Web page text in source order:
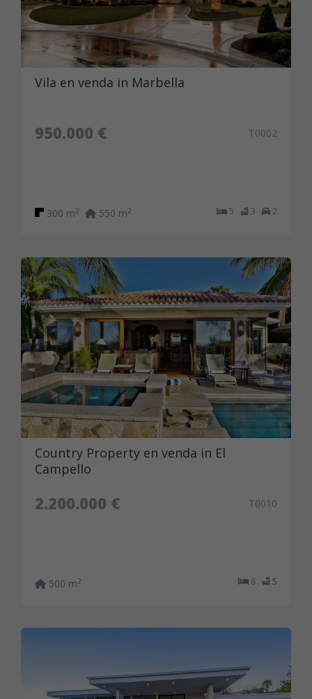
Vila en venda in Marbella
950.000 € T0002
5 3 2
300 m2 550 m2
Country Property en venda in El
Campello
2.200.000 € T0010
6 5
500 m2